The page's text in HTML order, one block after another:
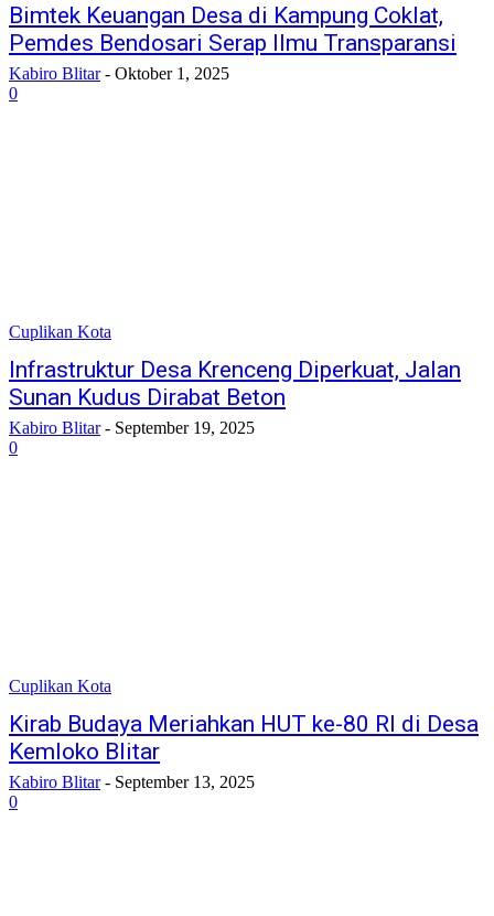
Bimtek Keuangan Desa di Kampung Coklat,
Pemdes Bendosari Serap Ilmu Transparansi
Kabiro Blitar - Oktober 1, 2025
0
Cuplikan Kota
Infrastruktur Desa Krenceng Diperkuat, Jalan
Sunan Kudus Dirabat Beton
Kabiro Blitar - September 19, 2025
0
Cuplikan Kota
Kirab Budaya Meriahkan HUT ke-80 RI di Desa
Kemloko Blitar
Kabiro Blitar - September 13, 2025
0